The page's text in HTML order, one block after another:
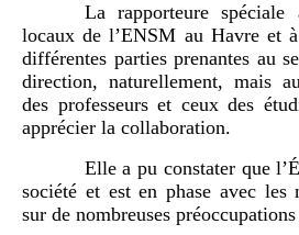
La rapporteure
locaux de l’ENSM au Havre et
différentes parties prenantes au
direction, naturellement, mais
des professeurs et ceux des
apprécier la collaboration.
Elle a pu constater que
société et est en phase avec les
sur de nombreuses